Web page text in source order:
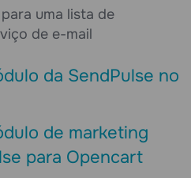
uma lista de
de e-mail
da SendPulse no
de marketing
para Opencart